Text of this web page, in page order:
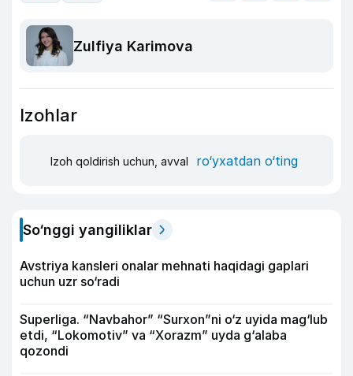
Zulfiya Karimova
Izohlar
Izoh qoldirish uchun, avval ro‘yxatdan o‘ting
So‘nggi yangiliklar
Avstriya kansleri onalar mehnati haqidagi gaplari
uchun uzr so‘radi
Superliga. “Navbahor” “Surxon”ni o‘z uyida mag‘lub
etdi, “Lokomotiv” va “Xorazm” uyda g‘alaba
qozondi